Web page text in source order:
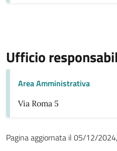
Ufficio
Area Amministrativa
Via Roma 5
Pagina aggiornata il 05/12/